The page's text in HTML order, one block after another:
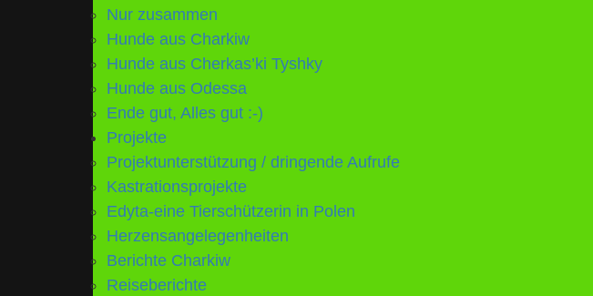
Nur zusammen
Hunde aus Charkiw
Hunde aus Cherkas’ki Tyshky
Hunde aus Odessa
Ende gut, Alles gut :-)
Projekte
Projektunterstützung / dringende Aufrufe
Kastrationsprojekte
Edyta-eine Tierschützerin in Polen
Herzensangelegenheiten
Berichte Charkiw
Reiseberichte